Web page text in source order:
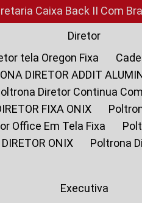
Caixa Back II Com
Diretor
tela Oregon Fixa
DIRETOR ADDIT
Poltrona Diretor Continua
FIXA ONIX
Office Em Tela Fixa
DIRETOR ONIX
Poltrona
Executiva